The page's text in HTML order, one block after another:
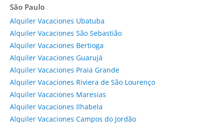
São Paulo
Alquiler Vacaciones Ubatuba
Alquiler Vacaciones São Sebastião
Alquiler Vacaciones Bertioga
Alquiler Vacaciones Guarujá
Alquiler Vacaciones Praia Grande
Alquiler Vacaciones Riviera de São Lourenço
Alquiler Vacaciones Maresias
Alquiler Vacaciones Ilhabela
Alquiler Vacaciones Campos do Jordão